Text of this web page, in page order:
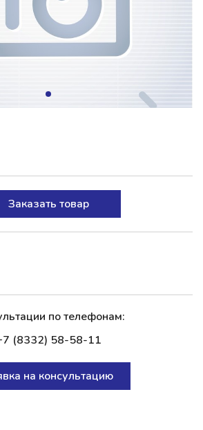
Заказать товар
по телефонам:
(8332) 58-58-11
на консультацию